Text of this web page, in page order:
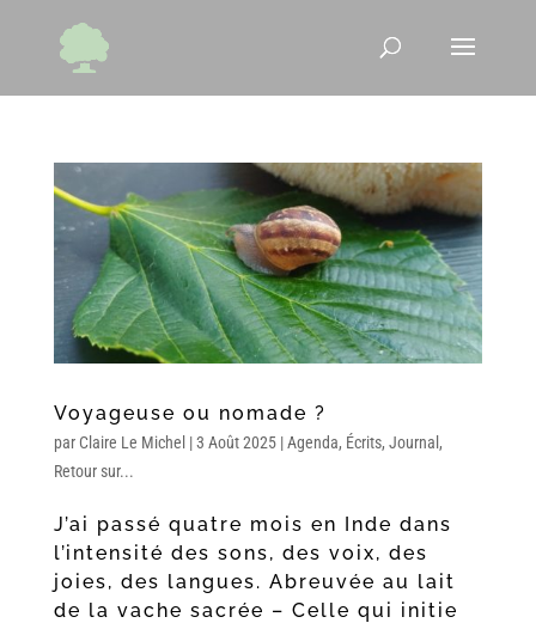
Voyageuse ou nomade ?
par Claire Le Michel |3 Août 2025|Agenda, Écrits, Journal ,
Retour sur...
J’ai passé quatre mois en Inde dans
l’intensité des sons, des voix, des
joies, des langues. Abreuvée au lait
de la vache sacrée – Celle qui initie